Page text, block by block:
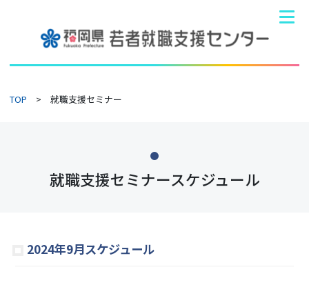
TOP 就職支援セミナー
就職支援セミナースケジュール
2024年9月スケジュール